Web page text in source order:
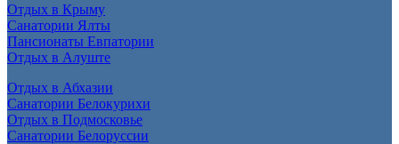
Отдых в Крыму
Санатории Ялты
Пансионаты Евпатории
Отдых в Алуште
Отдых в Абхазии
Санатории Белокурихи
Отдых в Подмосковье
Санатории Белоруссии